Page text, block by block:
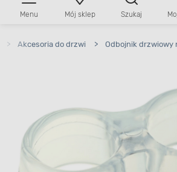
Menu Mój sklep Szukaj
> Akcesoria do drzwi > Odbojnik drzwiowy